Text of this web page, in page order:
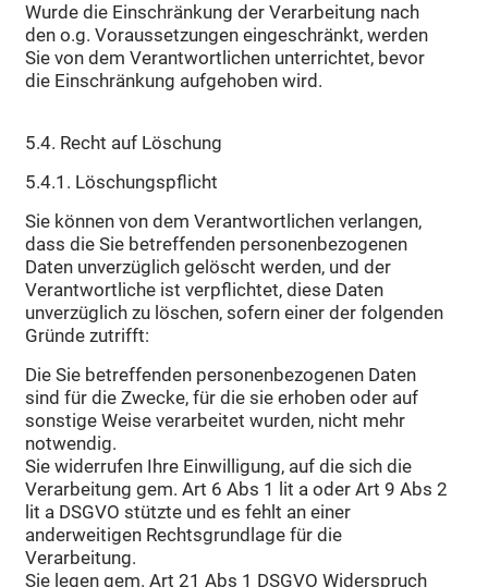
Wurde die Einschränkung der Verarbeitung nach
den o.g. Voraussetzungen eingeschränkt, werden
Sie von dem Verantwortlichen unterrichtet, bevor
die Einschränkung aufgehoben wird.
5.4. Recht auf Löschung
5.4.1. Löschungspflicht
Sie können von dem Verantwortlichen verlangen,
dass die Sie betreffenden personenbezogenen
Daten unverzüglich gelöscht werden, und der
Verantwortliche ist verpflichtet, diese Daten
unverzüglich zu löschen, sofern einer der folgenden
Gründe zutrifft:
Die Sie betreffenden personenbezogenen Daten
sind für die Zwecke, für die sie erhoben oder auf
sonstige Weise verarbeitet wurden, nicht mehr
notwendig.
Sie widerrufen Ihre Einwilligung, auf die sich die
Verarbeitung gem. Art 6 Abs 1 lit a oder Art 9 Abs 2
lit a DSGVO stützte und es fehlt an einer
anderweitigen Rechtsgrundlage für die
Verarbeitung.
Sie legen gem. Art 21 Abs 1 DSGVO Widerspruch